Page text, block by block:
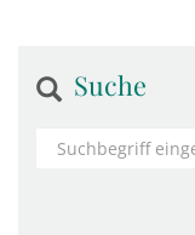
Suche